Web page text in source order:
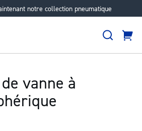
notre collection pneumatique
Aller
vanne à